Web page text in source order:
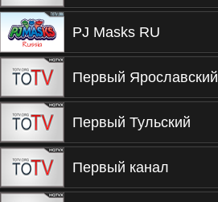
PJ Masks RU
Первый Ярославский
Первый Тульский
Первый канал